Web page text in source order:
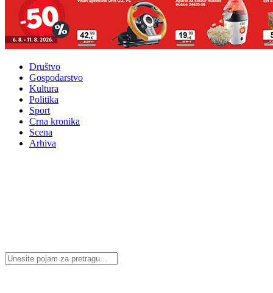
Društvo
Gospodarstvo
Kultura
Politika
Sport
Crna kronika
Scena
Arhiva